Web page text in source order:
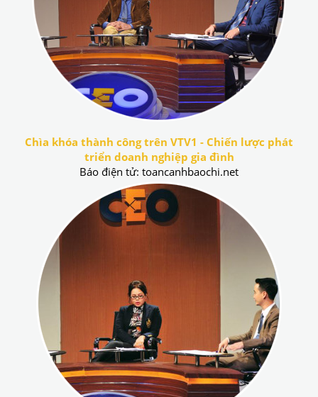
Chìa khóa thành công trên VTV1 - Chiến lược phát
triển doanh nghiệp gia đình
Báo điện tử: toancanhbaochi.net